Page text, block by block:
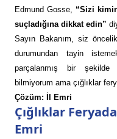
Çığlıklar
Emri
Edmund Gosse, “Sizi
suçladığına dikkat edin”
Sayın Bakanım, siz
durumundan tayin
parçalanmış bir şekilde
bilmiyorum ama çığlıklar
Çözüm: İl Emri